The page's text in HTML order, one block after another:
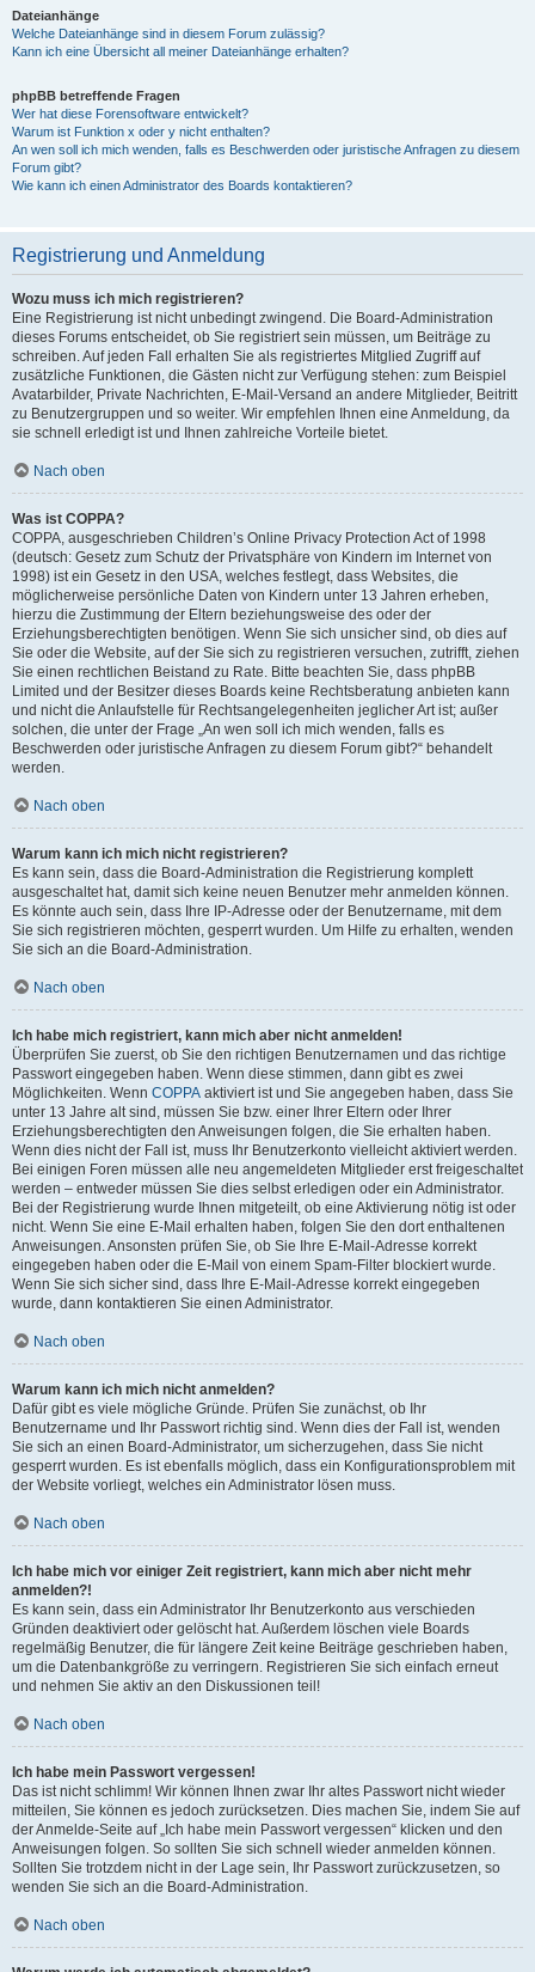
Dateianhänge
Welche Dateianhänge sind in diesem Forum zulässig?
Kann ich eine Übersicht all meiner Dateianhänge erhalten?
phpBB betreffende Fragen
Wer hat diese Forensoftware entwickelt?
Warum ist Funktion x oder y nicht enthalten?
An wen soll ich mich wenden, falls es Beschwerden oder juristische Anfragen zu diesem
Forum gibt?
Wie kann ich einen Administrator des Boards kontaktieren?
Registrierung und Anmeldung
Wozu muss ich mich registrieren?
Eine Registrierung ist nicht unbedingt zwingend. Die Board-Administration
dieses Forums entscheidet, ob Sie registriert sein müssen, um Beiträge zu
schreiben. Auf jeden Fall erhalten Sie als registriertes Mitglied Zugriff auf
zusätzliche Funktionen, die Gästen nicht zur Verfügung stehen: zum Beispiel
Avatarbilder, Private Nachrichten, E-Mail-Versand an andere Mitglieder, Beitritt
zu Benutzergruppen und so weiter. Wir empfehlen Ihnen eine Anmeldung, da
sie schnell erledigt ist und Ihnen zahlreiche Vorteile bietet.
Nach oben
Was ist COPPA?
COPPA, ausgeschrieben Children’s Online Privacy Protection Act of 1998
(deutsch: Gesetz zum Schutz der Privatsphäre von Kindern im Internet von
1998) ist ein Gesetz in den USA, welches festlegt, dass Websites, die
möglicherweise persönliche Daten von Kindern unter 13 Jahren erheben,
hierzu die Zustimmung der Eltern beziehungsweise des oder der
Erziehungsberechtigten benötigen. Wenn Sie sich unsicher sind, ob dies auf
Sie oder die Website, auf der Sie sich zu registrieren versuchen, zutrifft, ziehen
Sie einen rechtlichen Beistand zu Rate. Bitte beachten Sie, dass phpBB
Limited und der Besitzer dieses Boards keine Rechtsberatung anbieten kann
und nicht die Anlaufstelle für Rechtsangelegenheiten jeglicher Art ist; außer
solchen, die unter der Frage „An wen soll ich mich wenden, falls es
Beschwerden oder juristische Anfragen zu diesem Forum gibt?“ behandelt
werden.
Nach oben
Warum kann ich mich nicht registrieren?
Es kann sein, dass die Board-Administration die Registrierung komplett
ausgeschaltet hat, damit sich keine neuen Benutzer mehr anmelden können.
Es könnte auch sein, dass Ihre IP-Adresse oder der Benutzername, mit dem
Sie sich registrieren möchten, gesperrt wurden. Um Hilfe zu erhalten, wenden
Sie sich an die Board-Administration.
Nach oben
Ich habe mich registriert, kann mich aber nicht anmelden!
Überprüfen Sie zuerst, ob Sie den richtigen Benutzernamen und das richtige
Passwort eingegeben haben. Wenn diese stimmen, dann gibt es zwei
Möglichkeiten. Wenn COPPA aktiviert ist und Sie angegeben haben, dass Sie
unter 13 Jahre alt sind, müssen Sie bzw. einer Ihrer Eltern oder Ihrer
Erziehungsberechtigten den Anweisungen folgen, die Sie erhalten haben.
Wenn dies nicht der Fall ist, muss Ihr Benutzerkonto vielleicht aktiviert werden.
Bei einigen Foren müssen alle neu angemeldeten Mitglieder erst freigeschaltet
werden – entweder müssen Sie dies selbst erledigen oder ein Administrator.
Bei der Registrierung wurde Ihnen mitgeteilt, ob eine Aktivierung nötig ist oder
nicht. Wenn Sie eine E-Mail erhalten haben, folgen Sie den dort enthaltenen
Anweisungen. Ansonsten prüfen Sie, ob Sie Ihre E-Mail-Adresse korrekt
eingegeben haben oder die E-Mail von einem Spam-Filter blockiert wurde.
Wenn Sie sich sicher sind, dass Ihre E-Mail-Adresse korrekt eingegeben
wurde, dann kontaktieren Sie einen Administrator.
Nach oben
Warum kann ich mich nicht anmelden?
Dafür gibt es viele mögliche Gründe. Prüfen Sie zunächst, ob Ihr
Benutzername und Ihr Passwort richtig sind. Wenn dies der Fall ist, wenden
Sie sich an einen Board-Administrator, um sicherzugehen, dass Sie nicht
gesperrt wurden. Es ist ebenfalls möglich, dass ein Konfigurationsproblem mit
der Website vorliegt, welches ein Administrator lösen muss.
Nach oben
Ich habe mich vor einiger Zeit registriert, kann mich aber nicht mehr
anmelden?!
Es kann sein, dass ein Administrator Ihr Benutzerkonto aus verschieden
Gründen deaktiviert oder gelöscht hat. Außerdem löschen viele Boards
regelmäßig Benutzer, die für längere Zeit keine Beiträge geschrieben haben,
um die Datenbankgröße zu verringern. Registrieren Sie sich einfach erneut
und nehmen Sie aktiv an den Diskussionen teil!
Nach oben
Ich habe mein Passwort vergessen!
Das ist nicht schlimm! Wir können Ihnen zwar Ihr altes Passwort nicht wieder
mitteilen, Sie können es jedoch zurücksetzen. Dies machen Sie, indem Sie auf
der Anmelde-Seite auf „Ich habe mein Passwort vergessen“ klicken und den
Anweisungen folgen. So sollten Sie sich schnell wieder anmelden können.
Sollten Sie trotzdem nicht in der Lage sein, Ihr Passwort zurückzusetzen, so
wenden Sie sich an die Board-Administration.
Nach oben